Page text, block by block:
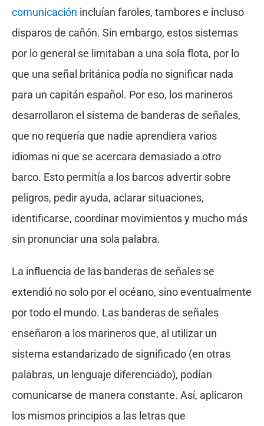
comunicación incluían faroles, tambores e incluso
disparos de cañón. Sin embargo, estos sistemas
por lo general se limitaban a una sola flota, por lo
que una señal británica podía no significar nada
para un capitán español. Por eso, los marineros
desarrollaron el sistema de banderas de señales,
que no requería que nadie aprendiera varios
idiomas ni que se acercara demasiado a otro
barco. Esto permitía a los barcos advertir sobre
peligros, pedir ayuda, aclarar situaciones,
identificarse, coordinar movimientos y mucho más
sin pronunciar una sola palabra.
La influencia de las banderas de señales se
extendió no solo por el océano, sino eventualmente
por todo el mundo. Las banderas de señales
enseñaron a los marineros que, al utilizar un
sistema estandarizado de significado (en otras
palabras, un lenguaje diferenciado), podían
comunicarse de manera constante. Así, aplicaron
los mismos principios a las letras que